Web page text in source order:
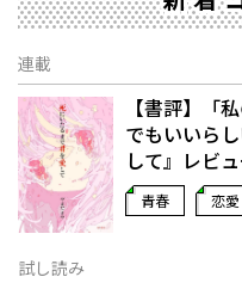
連載
【書評】「
でもいいらし
して』レビ
青春 恋愛
試し読み